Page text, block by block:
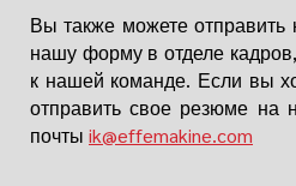
Вы также можете
нашу форму в отделе
к нашей команде. Если вы
отправить свое резюме на
почты ik@effemakine.com